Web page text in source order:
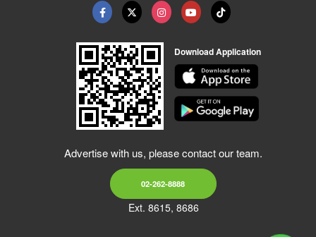
Download Application
Advertise with us, please contact our team.
02-262-8888
Ext. 8615, 8686